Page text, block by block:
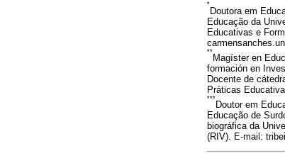
*
Doutora em
Educação da
Educativas e
**
Magíster en
formación en
Docente de
Práticas
***
Doutor em
Educação de
biográfica da
(RIV). E-mail: